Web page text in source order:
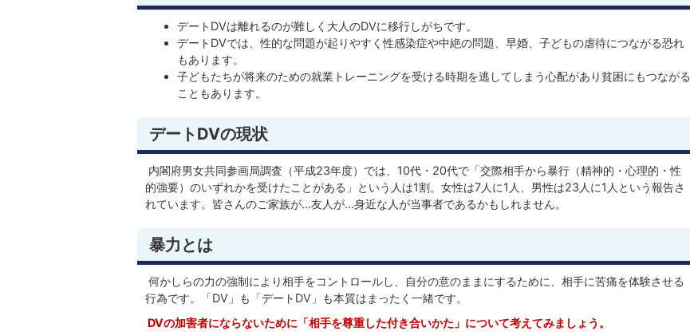
デートDVは離れるのが難しく大人のDVに移行しがちです。
デートDVでは、性的な問題が起りやすく性感染症や中絶の問題、早婚、子どもの虐待につながる恐れ
もあります。
子どもたちが将来のための就業トレーニングを受ける時期を逃してしまう心配があり貧困にもつながる
こともあります。
デートDVの現状
内閣府男女共同参画局調査（平成23年度）では、10代・20代で「交際相手から暴行（精神的・心理的・性
的強要）のいずれかを受けたことがある」という人は1割。女性は7人に1人、男性は23人に1人という報告さ
れています。皆さんのご家族が…友人が…身近な人が当事者であるかもしれません。
暴力とは
何かしらの力の強制により相手をコントロールし、自分の意のままにするために、相手に苦痛を体験させる
行為です。「DV」も「デートDV」も本質はまったく一緒です。
DVの加害者にならないために「相手を尊重した付き合いかた」について考えてみましょう。